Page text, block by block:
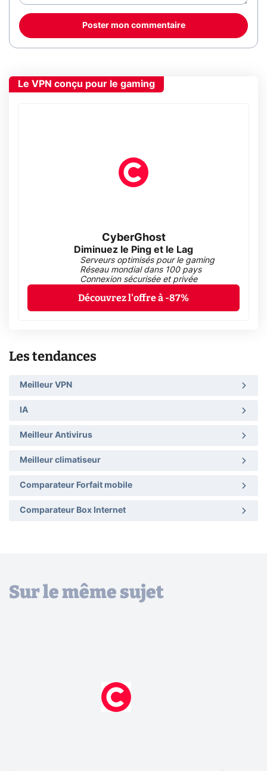
Poster mon commentaire
Le VPN conçu pour le gaming
CyberGhost
Diminuez le Ping et le Lag
Serveurs optimisés pour le gaming
Réseau mondial dans 100 pays
Connexion sécurisée et privée
Découvrez l'offre à -87%
Les tendances
Meilleur VPN
IA
Meilleur Antivirus
Meilleur climatiseur
Comparateur Forfait mobile
Comparateur Box Internet
Sur le même sujet